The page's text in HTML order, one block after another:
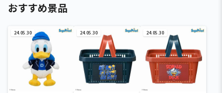
おすすめ景品
24.05.30 24.05.30 24.05.30